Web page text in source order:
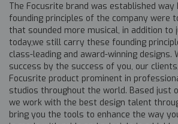
The Focusrite brand was established way
founding principles of the company were
that sounded more musical, in addition to
today,we still carry these founding
class-leading and award-winning designs.
success by the success of you, our
Focusrite product prominent in
studios throughout the world. Based just
we work with the best design talent
bring you the tools to enhance the way